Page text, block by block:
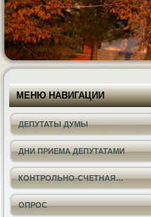
МЕНЮ НАВИГАЦИИ
ДЕПУТАТЫ ДУМЫ
ДНИ ПРИЕМА ДЕПУТАТАМИ
КОНТРОЛЬНО-СЧЕТНАЯ…
ОПРОС